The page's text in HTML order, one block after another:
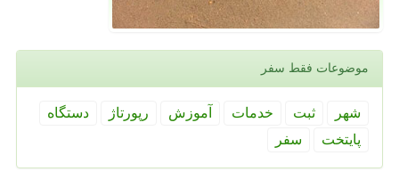
موضوعات فقط سفر
شهر ثبت خدمات آموزش رپورتاژ
دستگاه
پایتخت
سفر